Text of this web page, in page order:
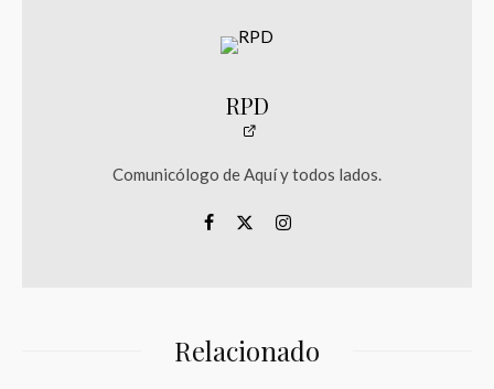
RPD
Comunicólogo de Aquí y todos lados.
Relacionado